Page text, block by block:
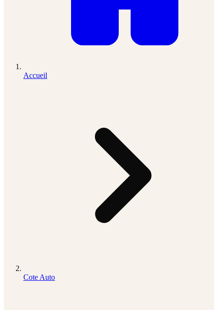
Accueil
Cote Auto